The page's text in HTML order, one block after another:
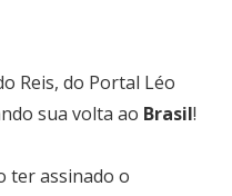
Reis, do Portal Léo
sua volta ao Brasil!
ter assinado o